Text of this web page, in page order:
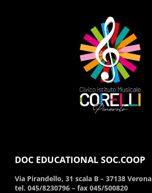
DOC EDUCATIONAL SOC.COOP
Via Pirandello, 31 scala B – 37138 Verona
tel. 045/8230796 – fax 045/500820